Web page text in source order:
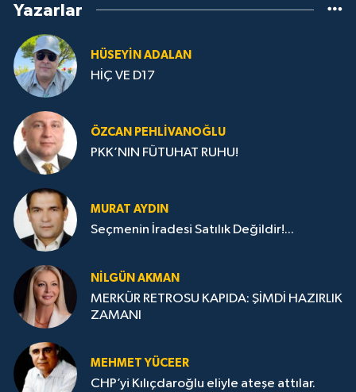
Yazarlar
HÜSEYIN ADALAN
HİÇ VE D17
ÖZCAN PEHLIVANOĞLU
PKK’NIN FÜTUHAT RUHU!
MURAT AYDIN
Seçmenin İradesi Satılık Değildir!...
NILGÜN AKMAN
MERKÜR RETROSU KAPIDA: ŞİMDİ HAZIRLIK
ZAMANI
MEHMET YÜCEER
CHP’yi Kılıçdaroğlu eliyle ateşe attılar.